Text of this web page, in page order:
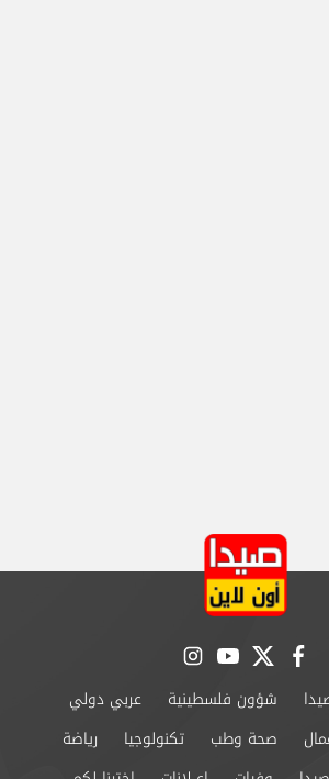
facebook
twitter
youtube
instagram
شؤون فلسطينية
عربي دولي
صحة وطب تكنولوجيا
رياضة